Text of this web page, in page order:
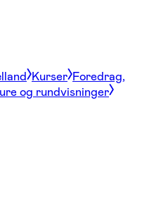
Kurser Foredrag,
og rundvisninger